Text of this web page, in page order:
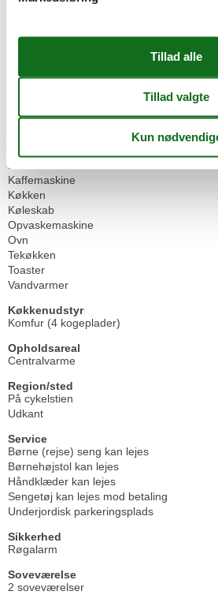
Gæstetoiletter
Størrelse
Induktionskomfur
Kaffemaskine
Køkken
Køleskab
Opvaskemaskine
Ovn
Tekøkken
Toaster
Vandvarmer
Køkkenudstyr
Komfur (4 kogeplader)
Opholdsareal
Centralvarme
Region/sted
På cykelstien
Udkant
Service
Børne (rejse) seng kan lejes
Børnehøjstol kan lejes
Håndklæder kan lejes
Sengetøj kan lejes mod betaling
Underjordisk parkeringsplads
Sikkerhed
Røgalarm
Soveværelse
2 soveværelser